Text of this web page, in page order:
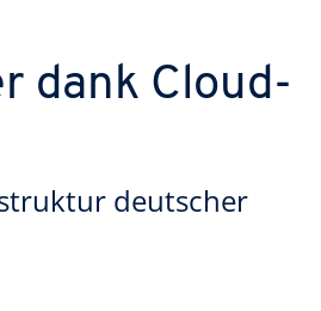
dank Cloud-
deutscher